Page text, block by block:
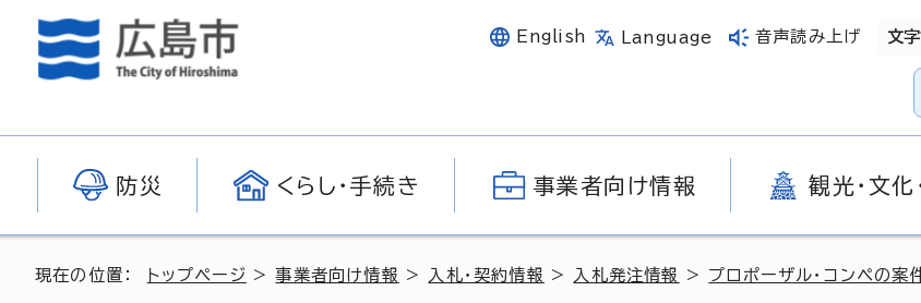
English Language 音声読み上げ 文
防災 くらし・手続き 事業者向け情報 観光・文化
現在の位置： トップページ >事業者向け情報 > 入札・契約情報 > 入札発注情報 > プロポーザル・コンペの案